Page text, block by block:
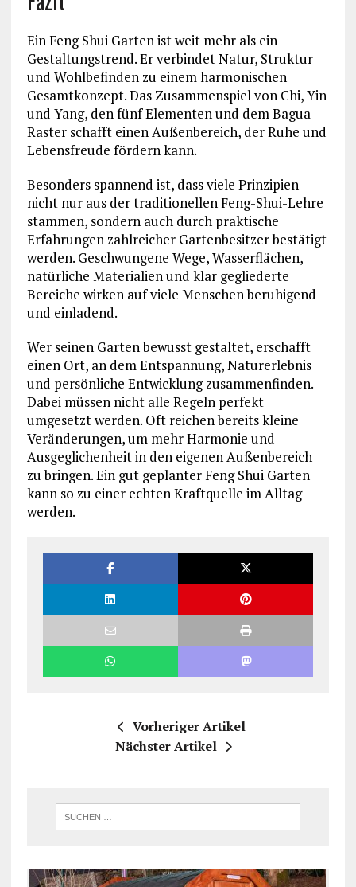
Ein Feng Shui Garten ist weit mehr als ein
Gestaltungstrend. Er verbindet Natur, Struktur
und Wohlbefinden zu einem harmonischen
Gesamtkonzept. Das Zusammenspiel von Chi, Yin
und Yang, den fünf Elementen und dem Bagua-
Raster schafft einen Außenbereich, der Ruhe und
Lebensfreude fördern kann.
Besonders spannend ist, dass viele Prinzipien
nicht nur aus der traditionellen Feng-Shui-Lehre
stammen, sondern auch durch praktische
Erfahrungen zahlreicher Gartenbesitzer bestätigt
werden. Geschwungene Wege, Wasserflächen,
natürliche Materialien und klar gegliederte
Bereiche wirken auf viele Menschen beruhigend
und einladend.
Wer seinen Garten bewusst gestaltet, erschafft
einen Ort, an dem Entspannung, Naturerlebnis
und persönliche Entwicklung zusammenfinden.
Dabei müssen nicht alle Regeln perfekt
umgesetzt werden. Oft reichen bereits kleine
Veränderungen, um mehr Harmonie und
Ausgeglichenheit in den eigenen Außenbereich
zu bringen. Ein gut geplanter Feng Shui Garten
kann so zu einer echten Kraftquelle im Alltag
werden.
Vorheriger Artikel
Nächster Artikel